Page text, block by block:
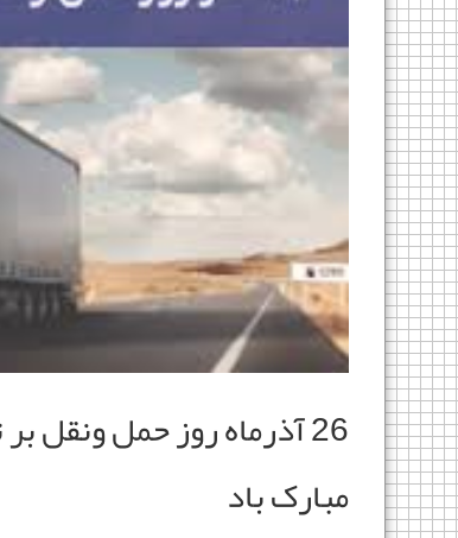
26 آذرماه روز حمل ونقل
مبارک باد